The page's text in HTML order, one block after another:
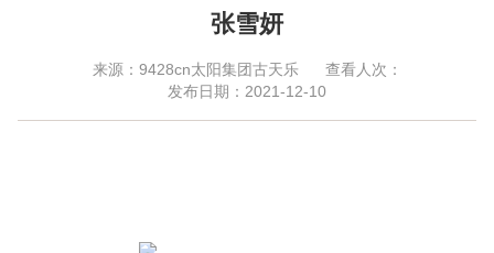
张雪妍
来源：9428cn太阳集团古天乐
查看人次：
发布日期：2021-12-10